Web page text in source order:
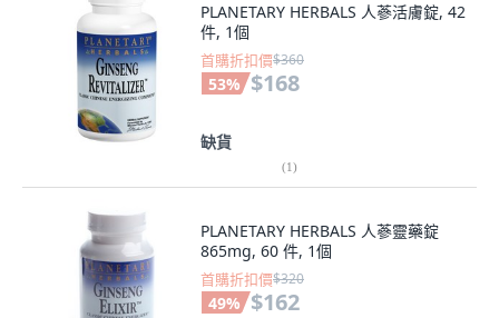
PLANETARY HERBALS 人蔘活膚錠, 42
件, 1個
首購折扣價$360
53% $168
缺貨
(1)
PLANETARY HERBALS 人蔘靈藥錠
865mg, 60 件, 1個
首購折扣價$320
49% $162